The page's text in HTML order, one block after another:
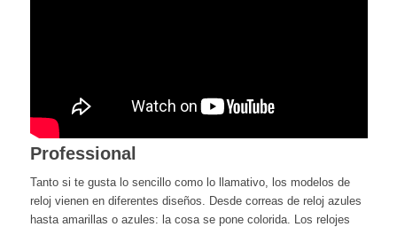
Professional
Tanto si te gusta lo sencillo como lo llamativo, los modelos de
reloj vienen en diferentes diseños. Desde correas de reloj azules
hasta amarillas o azules: la cosa se pone colorida. Los relojes